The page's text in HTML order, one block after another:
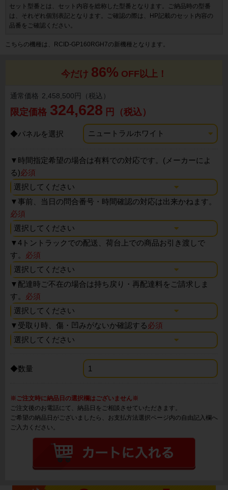
セット型番とは、セット内容を総称した型番となります。ご納品時の型番
は、それぞれ個別表記となります。ご確認の際は、HP記載のセット内容の
品番をご確認ください。
こちらの機種は、RCID-GP160RGH7の新機種となります。
今だけ 86% OFF以上！
通常価格 2,458,500円（税込）
限定価格 324,628 円（税込）
◆パネルを選択
▼ 時間指定希望の場合は有料での対応です。(メーカーによ
る)必須
▼事前、当日の問合番号・時間確認の対応は出来かねます。
必須
▼4トントラックでの配送、荷台上での商品お引き渡しで
す。 必須
▼ 配達時ご不在の場合は持ち戻り・再配達料をご請求しま
す。 必須
▼ 受取り時、傷・凹みがないか確認する必須
◆数量
※ご注文時に納品日の選択欄はございません※
ご注文後のお電話にて、納品日をご相談させていただきます。
ご希望の納品日がございましたら、お支払方法選択ページ内の自由記入欄へ
ご入力ください。